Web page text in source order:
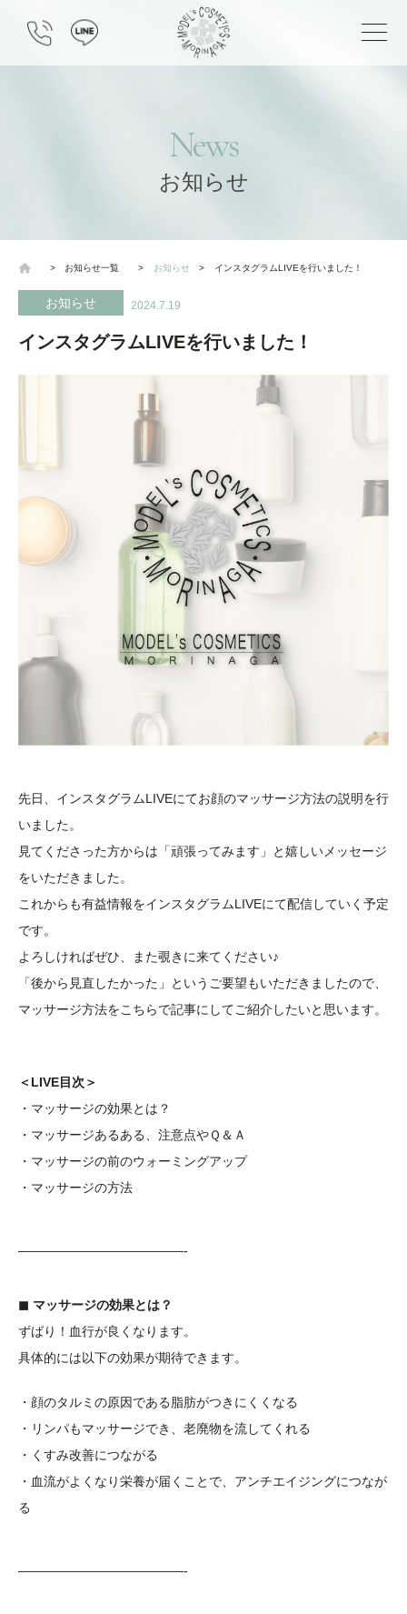
News
お知らせ
> お知らせ一覧 > お知らせ > インスタグラムLIVEを行いました！
お知らせ 2024.7.19
インスタグラムLIVEを行いました！
先日、インスタグラムLIVEにてお顔のマッサージ方法の説明を行
いました。
見てくださった方からは「頑張ってみます」と嬉しいメッセージ
をいただきました。
これからも有益情報をインスタグラムLIVEにて配信していく予定
です。
よろしければぜひ、また覗きに来てください♪
「後から見直したかった」というご要望もいただきましたので、
マッサージ方法をこちらで記事にしてご紹介したいと思います。
＜LIVE目次＞
・マッサージの効果とは？
・マッサージあるある、注意点やＱ＆Ａ
・マッサージの前のウォーミングアップ
・マッサージの方法
—————————————-
◼︎ マッサージの効果とは？
ずばり！血行が良くなります。
具体的には以下の効果が期待できます。
・顔のタルミの原因である脂肪がつきにくくなる
・リンパもマッサージでき、老廃物を流してくれる
・くすみ改善につながる
・血流がよくなり栄養が届くことで、アンチエイジングにつなが
る
—————————————-